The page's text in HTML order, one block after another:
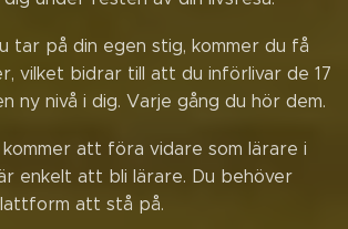
tar på din egen stig, kommer du få
vilket bidrar till att du införlivar de 17
ny nivå i dig. Varje gång du hör dem.
att föra vidare som lärare i
enkelt att bli lärare. Du behöver
att stå på.